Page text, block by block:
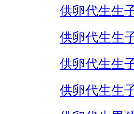
供卵代生生
供卵代生生
供卵代生生
供卵代生生